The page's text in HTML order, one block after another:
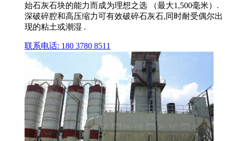
始石灰石块的能力而成为理想之选 （最大1,500毫米）.
深破碎腔和高压缩力可有效破碎石灰石,同时耐受偶尔出
现的粘土或潮湿 .
联系电话: 180 3780 8511